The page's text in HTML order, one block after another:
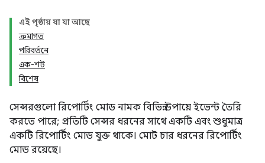
এই পৃষ্ঠায় যা যা আছে
ক্রমাগত
পরিবর্তনে
এক-শট
বিশেষ
সেন্সরগুলো রিপোর্টিং মোড নামক বিভিন্ন উপায়ে ইভেন্ট তৈরি
করতে পারে; প্রতিটি সেন্সর ধরনের সাথে একটি এবং শুধুমাত্র
একটি রিপোর্টিং মোড যুক্ত থাকে। মোট চার ধরনের রিপোর্টিং
মোড রয়েছে।